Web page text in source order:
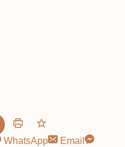
WhatsApp
Email